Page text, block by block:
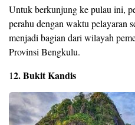
Untuk berkunjung ke pulau ini,
perahu dengan waktu pelayaran
menjadi bagian dari wilayah
Provinsi Bengkulu.
12. Bukit Kandis